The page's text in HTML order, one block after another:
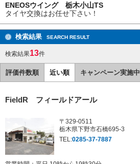
ENEOSウイング 栃木小山TS
タイヤ交換はお任せ下さい！
検索結果 SEARCH RESULT
検索結果13件
評価件数順 近い順 キャンペーン実施中
FieldR フィールドアール
〒329-0511
栃木県下野市石橋695-3
TEL:0285-37-7887